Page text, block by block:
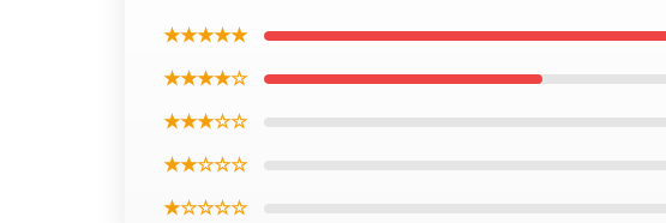
★★★★★
★★★★☆
★★★☆☆
★★☆☆☆
★☆☆☆☆